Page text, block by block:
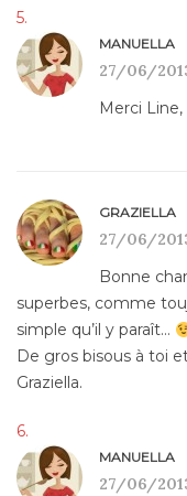
MANUELLA
27/06/
Merci
GRAZIELLA
27/06/
Bonne
superbes, comme
simple qu’il y paraît…
De gros bisous à toi
Graziella.
MANUELLA
27/06/